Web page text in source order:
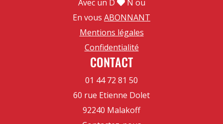
Avec un D
N ou
En vous ABONNANT
Mentions légales
Confidentialité
CONTACT
01 44 72 81 50
60 rue Etienne Dolet
92240 Malakoff